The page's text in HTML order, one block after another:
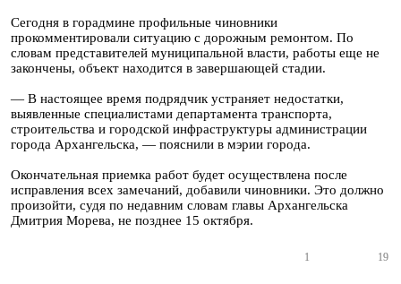
Сегодня в горадмине профильные чиновники
прокомментировали ситуацию с дорожным ремонтом. По
словам представителей муниципальной власти, работы еще не
закончены, объект находится в завершающей стадии.
— В настоящее время подрядчик устраняет недостатки,
выявленные специалистами департамента транспорта,
строительства и городской инфраструктуры администрации
города Архангельска, — пояснили в мэрии города.
Окончательная приемка работ будет осуществлена после
исправления всех замечаний, добавили чиновники. Это должно
произойти, судя по недавним словам главы Архангельска
Дмитрия Морева, не позднее 15 октября.
1 19